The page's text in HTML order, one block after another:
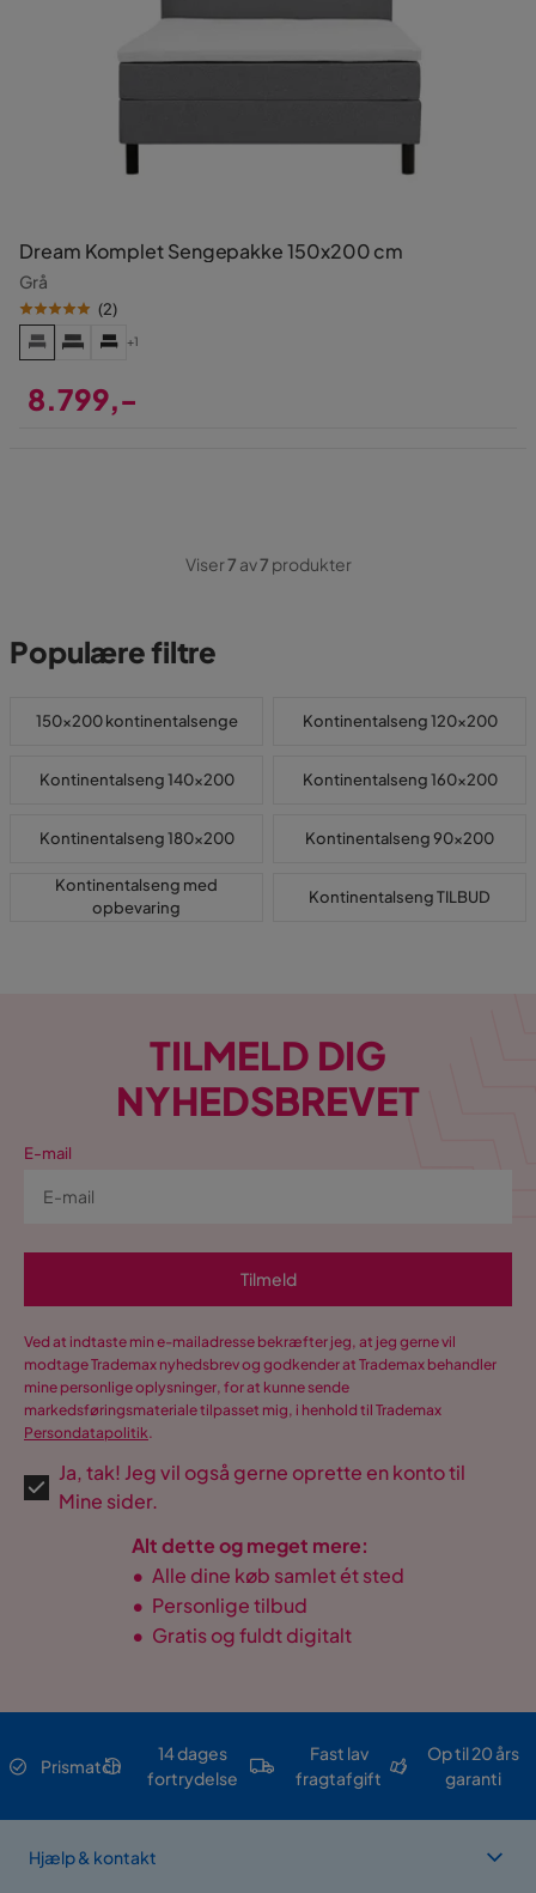
Dream Komplet Sengepakke 150x200 cm
Grå
(2)
+1
8.799,-
Viser7 av7 produkter
Populære filtre
150x200 kontinentalsenge Kontinentalseng 120x200
Kontinentalseng 140x200 Kontinentalseng 160x200
Kontinentalseng 180x200 Kontinentalseng 90x200
Kontinentalseng med
opbevaring
Kontinentalseng TILBUD
TILMELD DIG
NYHEDSBREVET
E-mail
Tilmeld
Ved at indtaste min e-mailadresse bekræfter jeg, at jeg gerne vil
modtage Trademax nyhedsbrev og godkender at Trademax behandler
mine personlige oplysninger, for at kunne sende
markedsføringsmateriale tilpasset mig, i henhold til Trademax
Persondatapolitik.
Ja, tak! Jeg vil også gerne oprette en konto til
Mine sider.
Alt dette og meget mere:
• Alle dine køb samlet ét sted
• Personlige tilbud
• Gratis og fuldt digitalt
Prismatch
14 dages
fortrydelse
Fast lav
fragtafgift
Op til 20 års
garanti
Hjælp & kontakt